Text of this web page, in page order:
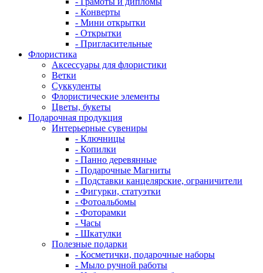
- Конверты
- Мини открытки
- Открытки
- Пригласительные
Флористика
Аксессуары для флористики
Ветки
Суккуленты
Флористические элементы
Цветы, букеты
Подарочная продукция
Интерьерные сувениры
- Ключницы
- Копилки
- Панно деревянные
- Подарочные Магниты
- Подставки канцелярские, ограничители
- Фигурки, статуэтки
- Фотоальбомы
- Фоторамки
- Часы
- Шкатулки
Полезные подарки
- Косметички, подарочные наборы
- Мыло ручной работы